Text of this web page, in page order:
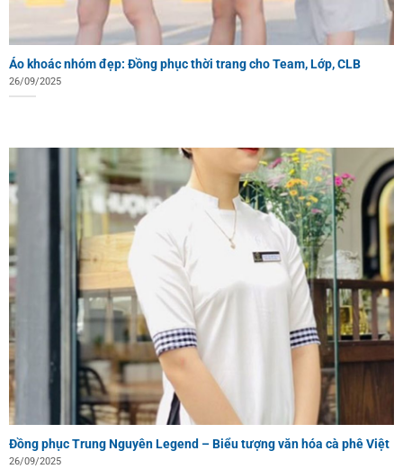
Áo khoác nhóm đẹp: Đồng phục thời trang cho Team, Lớp, CLB
26/09/2025
Đồng phục Trung Nguyên Legend – Biểu tượng văn hóa cà phê Việt
26/09/2025